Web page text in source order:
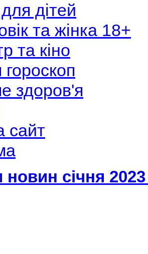
дітей
та жінка 18+
та кіно
здоров'я
сайт
новин січня